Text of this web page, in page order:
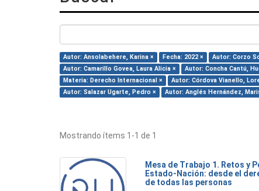
Autor: Ansolabehere, Karina × Fecha: 2022 × Autor: Corzo
Autor: Camarillo Govea, Laura Alicia ×
Autor: Concha Cantú,
Materia: Derecho Internacional ×
Autor: Córdova Vianello,
Autor: Salazar Ugarte, Pedro ×
Autor: Anglés Hernández,
Mostrando ítems 1-1 de 1
Mesa de Trabajo 1. Retos y
Estado-Nación: desde el
de todas las personas